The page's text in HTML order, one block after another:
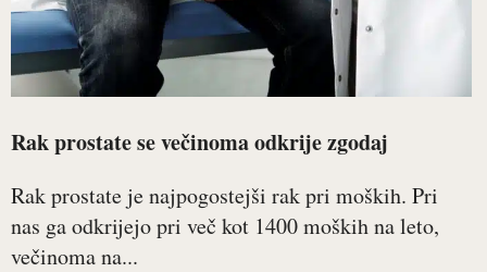
Rak prostate se večinoma odkrije zgodaj
Rak prostate je najpogostejši rak pri moških. Pri
nas ga odkrijejo pri več kot 1400 moških na leto,
večinoma na...